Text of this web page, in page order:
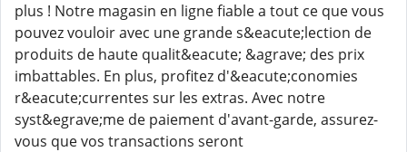
plus ! Notre magasin en ligne fiable a tout ce que vous
pouvez vouloir avec une grande s&eacute;lection de
produits de haute qualit&eacute; &agrave; des prix
imbattables. En plus, profitez d'&eacute;conomies
r&eacute;currentes sur les extras. Avec notre
syst&egrave;me de paiement d'avant-garde, assurez-
vous que vos transactions seront